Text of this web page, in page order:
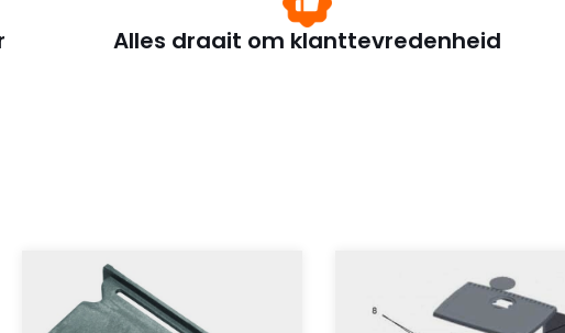
Alles draait om klanttevredenheid